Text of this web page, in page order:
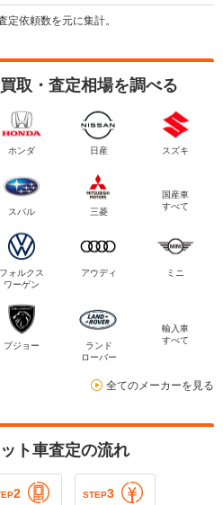
依頼数を元に集計。
取・査定相場を調べる
ホンダ 日産 スズキ
スバル 三菱
国産車
すべて
フォルクス
ワーゲン
アウディ ミニ
プジョー
ランド
ローバー
輸入車
すべて
全てのメーカーを見る
ト車査定の流れ
2 STEP3